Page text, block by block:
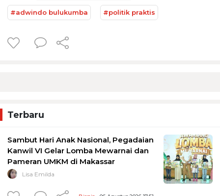
#adwindo bulukumba #politik praktis
Terbaru
Sambut Hari Anak Nasional, Pegadaian
Kanwil VI Gelar Lomba Mewarnai dan
Pameran UMKM di Makassar
Lisa Emilda